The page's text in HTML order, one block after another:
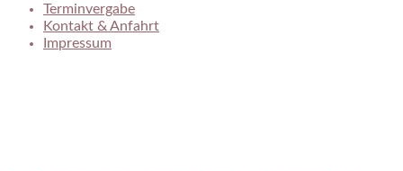
Terminvergabe
Kontakt & Anfahrt
Impressum